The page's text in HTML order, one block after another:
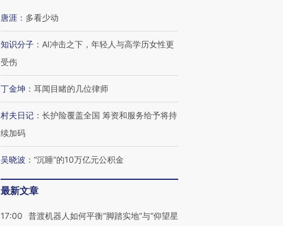
唐涯 ： 多看少动
知识分子 ： AI冲击之下，年轻人与高学历女性更
受伤
丁金坤 ： 耳闻目睹的几位律师
村夫日记 ： 长护险覆盖全国 筹资和服务给予将持
续加码
吴晓波 ： “沉睡”的10万亿元公积金
最新文章
17:00
普渡机器人如何平衡“脚踏实地”与“仰望星